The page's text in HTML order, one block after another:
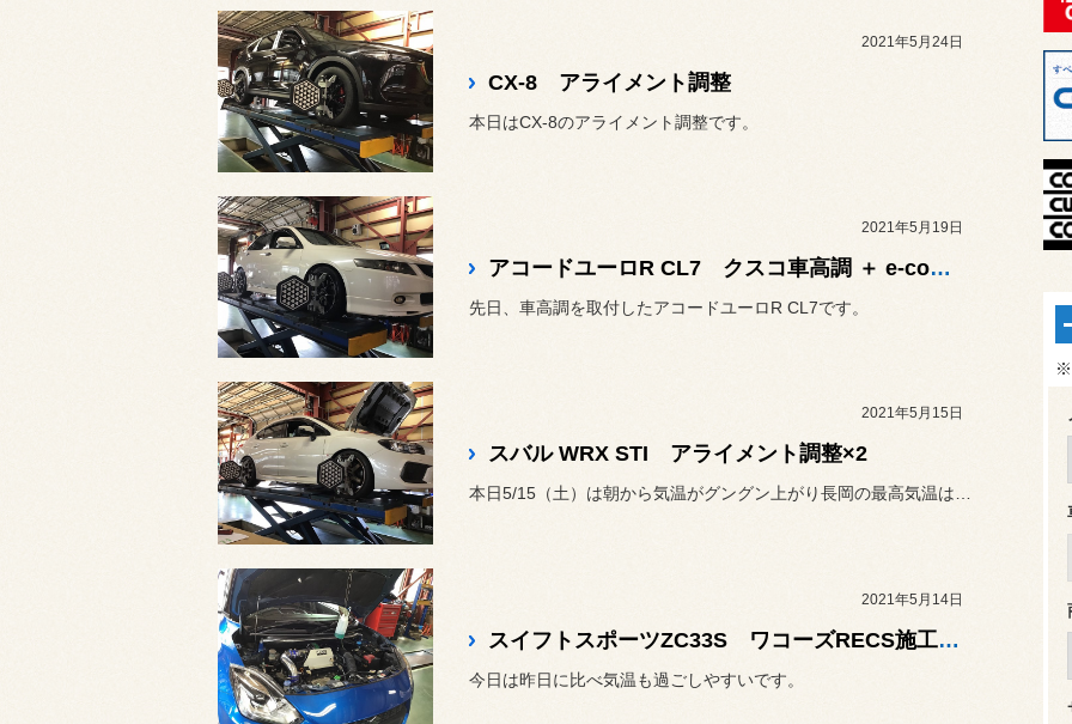
2021年5月24日
CX-8 アライメント調整
本日はCX-8のアライメント調整です。
2021年5月19日
アコードユーロR CL7 クスコ車高調 ＋ e-con2 ＋ POTENZA S007A ＋ アライメント調整
先日、車高調を取付したアコードユーロR CL7です。
2021年5月15日
スバル WRX STI アライメント調整×2
本日5/15（土）は朝から気温がグングン上がり長岡の最高気温は31...
2021年5月14日
スイフトスポーツZC33S ワコーズRECS施工 ＋ アライメント調整
今日は昨日に比べ気温も過ごしやすいです。
※